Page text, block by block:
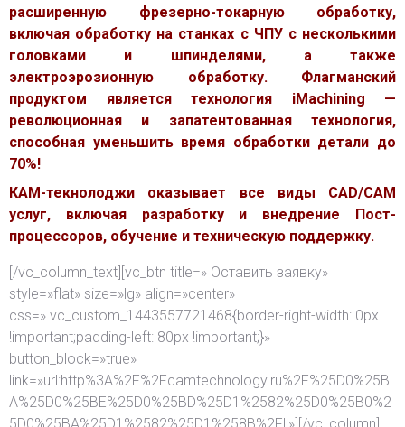
расширенную фрезерно-токарную обработку,
включая обработку на станках с ЧПУ с несколькими
головками и шпинделями, а также
электроэрозионную обработку. Флагманский
продуктом является технология iMachining —
революционная и запатентованная технология,
способная уменьшить время обработки детали до
70%!
КАМ-текнолоджи оказывает все виды CAD/CAM
услуг, включая разработку и внедрение Пост-
процессоров, обучение и техническую поддержку.
[/vc_column_text][vc_btn title=» Оставить заявку»
style=»flat» size=»lg» align=»center»
css=».vc_custom_1443557721468{border-right-width: 0px
!important;padding-left: 80px !important;}»
button_block=»true»
link=»url:http%3A%2F%2Fcamtechnology.ru%2F%25D0%25B
A%25D0%25BE%25D0%25BD%25D1%2582%25D0%25B0%2